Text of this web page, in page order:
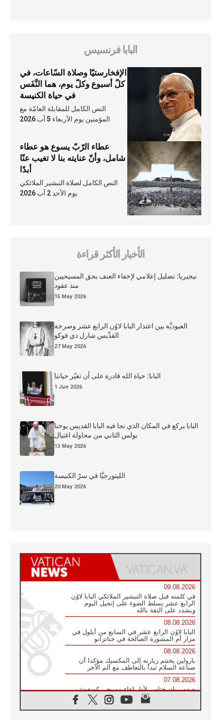
البابا فرنسيس
الإفخارستيّا وصلاة السّاعات، في
كلّ أسبوع وكلّ يوم، هما النَّفَس
في حياة الكنيسة
النص الكامل للمقابلة العامّة مع
المؤمنين يوم الأربعاء 5 آب 2026
عطاء الرّبّ يسوع هو عطاء
شامل، وأنّ عنايته بنا لا تغيب عنّا
أبدًا
النص الكامل لصلاة التبشير الملائكي
يوم الأحد 2 آب 2026
الأخبار الأكثر قراءة
نيجيريا: تضليل إعلامي لإخفاء العنف بحق المسيحيين
منذ عقود
15 May 2026
العبوديَّة بين اعتذار البابا لاوُن الرابع عشر وصرخة
القدِّيس شارل دي فوكو
27 May 2026
البابا: حياة الله قادرة على أن تغيّر حياتنا
1 Jun 2026
البابا يركع في المكان الذي نجا فيه البابا القديس يوحنا
بولس الثاني من محاولة اغتيال
13 May 2026
الليتورجيَّا في سرّ الكنيسة
20 May 2026
09.08.2026
في كلمته قبل صلاة التبشير الملائكي البابا لاوُن
الرابع عشر يسلط الضوء على إنجيل اليوم
ويشدد على الثقة بالله
08.08.2026
البابا لاوُن الرابع عشر في السابع من أيلول في
مزار أم المشورة الصالحة في جناتزانو
08.08.2026
بارولين يختتم زيارته إلى المكسيك مؤكدا أن
صناعة السلام تبدأ بالتعاطف مع ألم الآخر
07.08.2026
صدور بيان ختامي لأول لقاء مسيحي كونفوشي
بمشاركة الدائرة الفاتيكانية للحوار بين الأديان
07.08.2026